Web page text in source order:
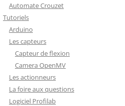
: PORTE FUSIBLE
Automate Crouzet
Tutoriels
Arduino
Les capteurs
Capteur de flexion
Camera OpenMV
Les actionneurs
La foire aux questions
Logiciel Profilab